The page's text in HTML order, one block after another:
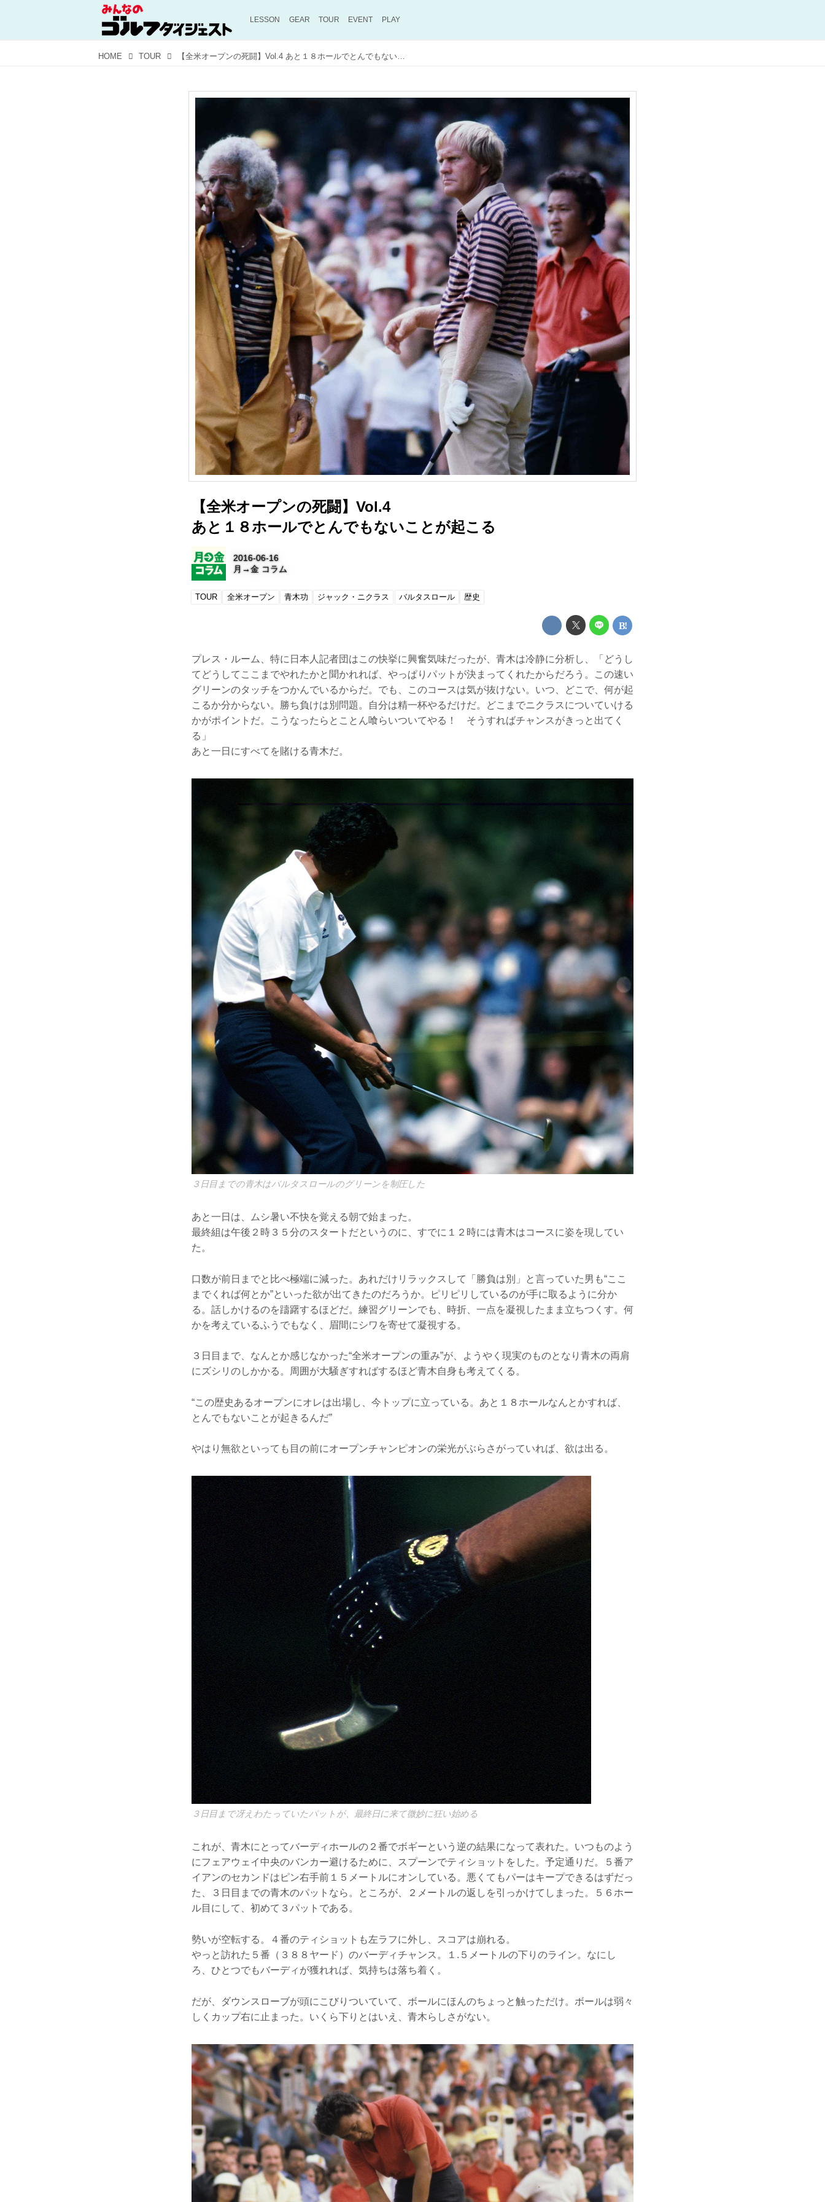
LESSON GEAR TOUR EVENT PLAY
HOME TOUR 【全米オープンの死闘】Vol.4 あと１８ホールでとんでもないことが起こる
【全米オープンの死闘】Vol.4
あと１８ホールでとんでもないことが起こる
2016-06-16
月→金 コラム
TOUR 全米オープン 青木功 ジャック・ニクラス バルタスロール 歴史
プレス・ルーム、特に日本人記者団はこの快挙に興奮気味だったが、青木は冷静に分析し、「どうし
てどうしてここまでやれたかと聞かれれば、やっぱりパットが決まってくれたからだろう。この速い
グリーンのタッチをつかんでいるからだ。でも、このコースは気が抜けない。いつ、どこで、何が起
こるか分からない。勝ち負けは別問題。自分は精一杯やるだけだ。どこまでニクラスについていける
かがポイントだ。こうなったらとことん喰らいついてやる！ そうすればチャンスがきっと出てく
る」
あと一日にすべてを賭ける青木だ。
３日目までの青木はバルタスロールのグリーンを制圧した
あと一日は、ムシ暑い不快を覚える朝で始まった。
最終組は午後２時３５分のスタートだというのに、すでに１２時には青木はコースに姿を現してい
た。
口数が前日までと比べ極端に減った。あれだけリラックスして「勝負は別」と言っていた男も“ここ
までくれば何とか”といった欲が出てきたのだろうか。ピリピリしているのが手に取るように分か
る。話しかけるのを躊躇するほどだ。練習グリーンでも、時折、一点を凝視したまま立ちつくす。何
かを考えているふうでもなく、眉間にシワを寄せて凝視する。
３日目まで、なんとか感じなかった“全米オープンの重み”が、ようやく現実のものとなり青木の両肩
にズシリのしかかる。周囲が大騒ぎすればするほど青木自身も考えてくる。
“この歴史あるオープンにオレは出場し、今トップに立っている。あと１８ホールなんとかすれば、
とんでもないことが起きるんだ”
やはり無欲といっても目の前にオープンチャンピオンの栄光がぶらさがっていれば、欲は出る。
３日目まで冴えわたっていたパットが、最終日に来て微妙に狂い始める
これが、青木にとってバーディホールの２番でボギーという逆の結果になって表れた。いつものよう
にフェアウェイ中央のバンカー避けるために、スプーンでティショットをした。予定通りだ。５番ア
イアンのセカンドはピン右手前１５メートルにオンしている。悪くてもパーはキープできるはずだっ
た、３日目までの青木のパットなら。ところが、２メートルの返しを引っかけてしまった。５６ホー
ル目にして、初めて３パットである。
勢いが空転する。４番のティショットも左ラフに外し、スコアは崩れる。
やっと訪れた５番（３８８ヤード）のバーディチャンス。１.５メートルの下りのライン。なにし
ろ、ひとつでもバーディが獲れれば、気持ちは落ち着く。
だが、ダウンスローブが頭にこびりついていて、ボールにほんのちょっと触っただけ。ボールは弱々
しくカップ右に止まった。いくら下りとはいえ、青木らしさがない。